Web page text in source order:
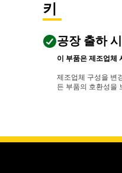
키
공장 출하
이 부품은 제조업체
제조업체 구성을 변
든 부품의 호환성을